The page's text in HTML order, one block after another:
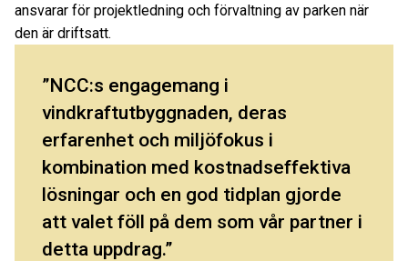
ansvarar för projektledning och förvaltning av parken när
den är driftsatt.
NCC:s engagemang i
vindkraftutbyggnaden, deras
erfarenhet och miljöfokus i
kombination med kostnadseffektiva
lösningar och en god tidplan gjorde
att valet föll på dem som vår partner i
detta uppdrag.